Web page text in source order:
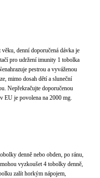
denní doporučená dávka je
pro udržení imunity 1 tobolka
pestrou a vyváženou
mimo dosah dětí a sluneční
Nepřekračujte doporučenou
EU je povolena na 2000 mg.
denně nebo obden, po ránu,
vyzkoušet 4 tobolky denně,
zalít horkým nápojem,